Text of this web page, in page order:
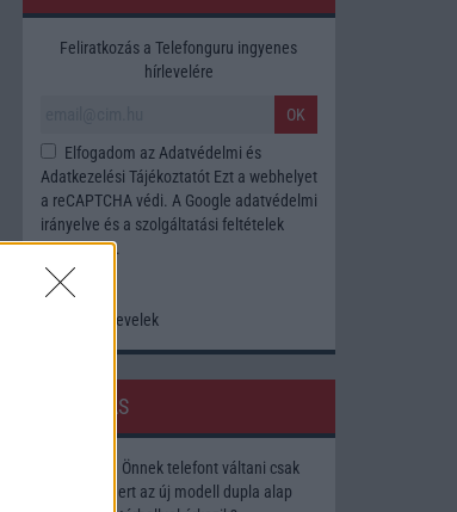
Feliratkozás a Telefonguru ingyenes
hírlevelére
OK
Elfogadom az Adatvédelmi és
Adatkezelési TájékoztatótEzt a webhelyet
a reCAPTCHA védi. A Google adatvédelmi
irányelve és a szolgáltatási feltételek
érvényesek.
Korábbi hírlevelek
SZAVAZÁS
Megérné Önnek telefont váltani csak
azért, mert az új modell dupla alap